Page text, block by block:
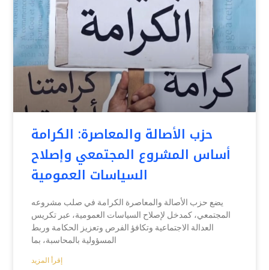
حزب الأصالة والمعاصرة: الكرامة
أساس المشروع المجتمعي وإصلاح
السياسات العمومية
يضع حزب الأصالة والمعاصرة الكرامة في صلب مشروعه
المجتمعي، كمدخل لإصلاح السياسات العمومية، عبر تكريس
العدالة الاجتماعية وتكافؤ الفرص وتعزيز الحكامة وربط
المسؤولية بالمحاسبة، بما
إقرأ المزيد